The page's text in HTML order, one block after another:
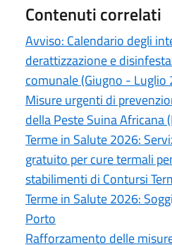
Contenuti correlati
Avviso: Calendario degli
derattizzazione e
comunale (Giugno - Luglio
Misure urgenti di
della Peste Suina Africana
Terme in Salute 2026:
gratuito per cure termali
stabilimenti di Contursi
Terme in Salute 2026:
Porto
Rafforzamento delle